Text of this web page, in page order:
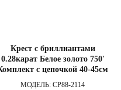
Крест с бриллиантами
0.28карат Белое золото 750'
с цепочкой 40-45см
МОДЕЛЬ: CP88-2114